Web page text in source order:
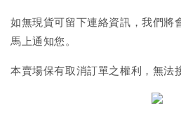
如無現貨可留下連絡資訊，我們將
馬上通知您。
本賣場保有取消訂單之權利，無法